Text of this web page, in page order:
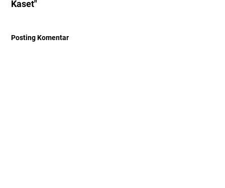
Kaset"
Posting Komentar